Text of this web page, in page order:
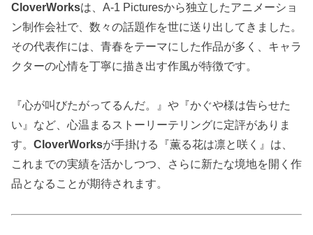
CloverWorksは、A-1 Picturesから独立したアニメーショ
ン制作会社で、数々の話題作を世に送り出してきました。
その代表作には、青春をテーマにした作品が多く、キャラ
クターの心情を丁寧に描き出す作風が特徴です。
『心が叫びたがってるんだ。』や『かぐや様は告らせた
い』など、心温まるストーリーテリングに定評がありま
す。 CloverWorksが手掛ける『薫る花は凛と咲く』は、
これまでの実績を活かしつつ、さらに新たな境地を開く作
品となることが期待されます。